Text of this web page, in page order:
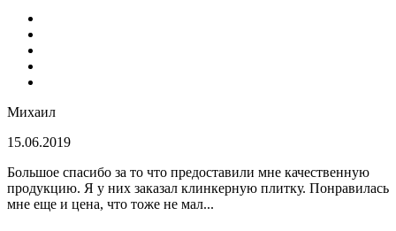
Михаил
15.06.2019
Большое спасибо за то что предоставили мне качественную
продукцию. Я у них заказал клинкерную плитку. Понравилась
мне еще и цена, что тоже не мал...